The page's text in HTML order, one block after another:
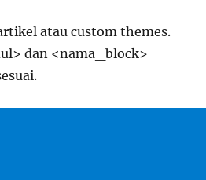
atau custom themes.
dan <nama_block>